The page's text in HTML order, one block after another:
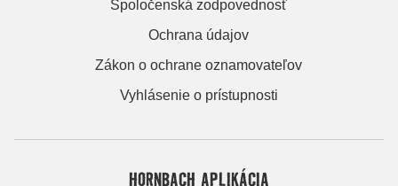
Spoločenská zodpovednosť
Ochrana údajov
Zákon o ochrane oznamovateľov
Vyhlásenie o prístupnosti
HORNBACH APLIKÁCIA